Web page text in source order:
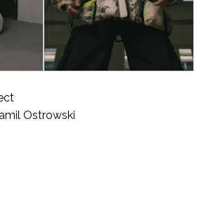
Ostrowski